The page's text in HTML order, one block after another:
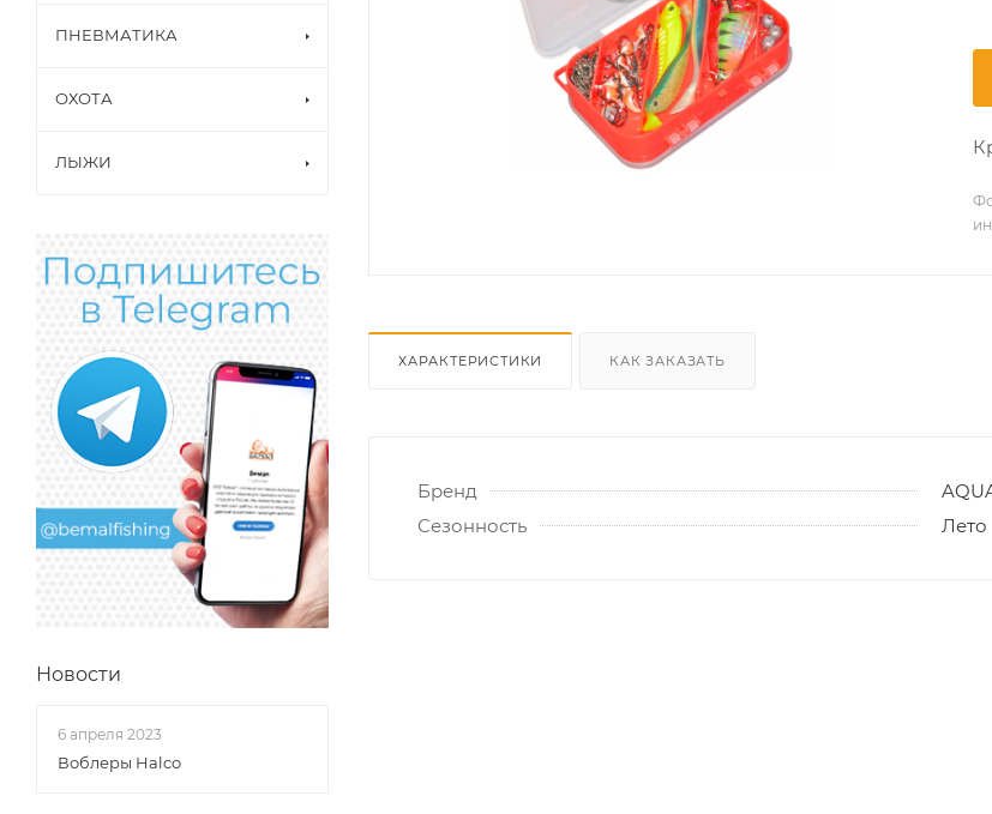
ХАРАКТЕРИСТИКИ КАК ЗАКАЗАТЬ
Бренд
Сезонность
Лето
ПНЕВМАТИКА
ОХОТА
ЛЫЖИ
Новости
6 апреля 2023
Воблеры Halco